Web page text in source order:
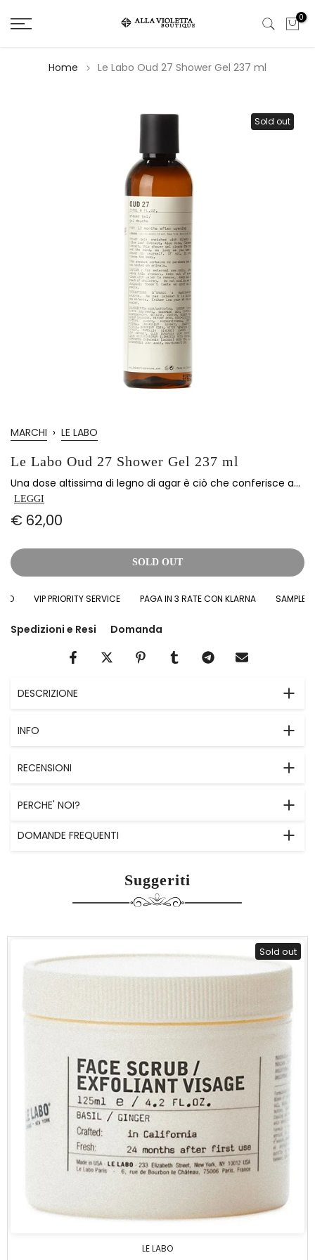
il
0
Home Le Labo Oud 27 Shower Gel 237 ml
Sold out
MARCHI › LE LABO
Le Labo Oud 27 Shower Gel 237 ml
Una dose altissima di legno di agar è ciò che conferisce a...
LEGGI
€ 62,00
SOLD OUT
VIP PRIORITY SERVICE PAGA IN 3 RATE CON KLARNA SAMPLES
Spedizioni e Resi Domanda
DESCRIZIONE
INFO
RECENSIONI
PERCHE' NOI?
DOMANDE FREQUENTI
Suggeriti
Sold out
LE LABO